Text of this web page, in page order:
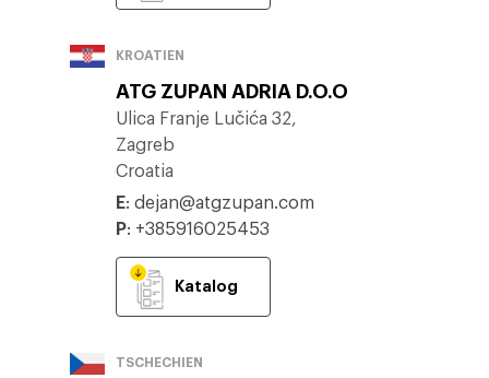
KROATIEN
ATG ZUPAN ADRIA D.O.O
Ulica Franje Lučića 32,
Zagreb
Croatia
E: dejan@atgzupan.com
P: +385916025453
Katalog
TSCHECHIEN